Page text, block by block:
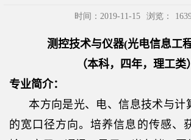
时间：2019-11-15 浏览：
测控技术与仪器(光电信息工
（本科，四年，理工类）
专业简介：
本方向是光、电、信息技术与计
的宽口径方向。培养信息的传感、